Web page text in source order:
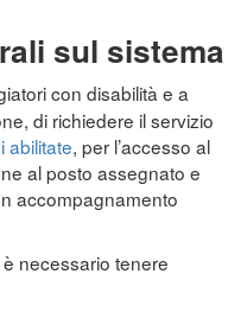
sul sistema
con disabilità e a
di richiedere il servizio
abilitate, per l’accesso al
al posto assegnato e
accompagnamento
necessario tenere